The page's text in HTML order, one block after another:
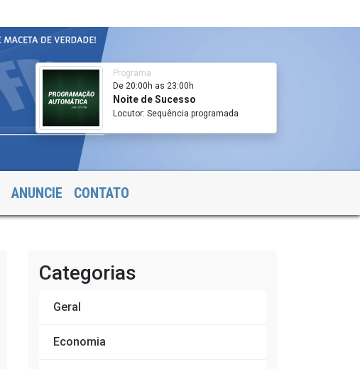
Programa
De 20:00h as 23:00h
Noite de Sucesso
Locutor: Sequência programada
ANUNCIE CONTATO
Categorias
Geral
Economia